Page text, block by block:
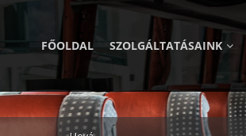
FŐOLDAL SZOLGÁLTATÁSAINK